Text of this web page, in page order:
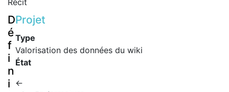
Récit
Projet
Type
Valorisation des données du wiki
État
←
D
é
f
i
n
i